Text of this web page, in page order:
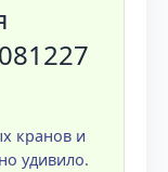
кранов и
удивило.